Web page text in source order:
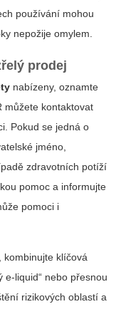
používání mohou
nepožije omylem.
prodej
nabízeny, oznamte
můžete kontaktovat
Pokud se jedná o
jméno,
zdravotních potíží
pomoc a informujte
pomoci i
kombinujte klíčová
e-liquid“ nebo přesnou
rizikových oblastí a